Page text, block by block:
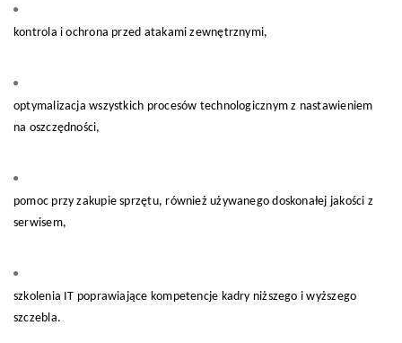
kontrola i ochrona przed atakami zewnętrznymi,
optymalizacja wszystkich procesów technologicznym z nastawieniem
na oszczędności,
pomoc przy zakupie sprzętu, również używanego doskonałej jakości z
serwisem,
szkolenia IT poprawiające kompetencje kadry niższego i wyższego
szczebla.